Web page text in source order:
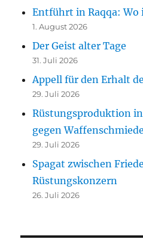
Entführt in Raqqa: Wo
1. August 2026
Der Geist alter Tage
31. Juli 2026
Appell für den Erhalt
29. Juli 2026
Rüstungsproduktion
gegen Waffenschmiede
29. Juli 2026
Spagat zwischen
Rüstungskonzern
26. Juli 2026